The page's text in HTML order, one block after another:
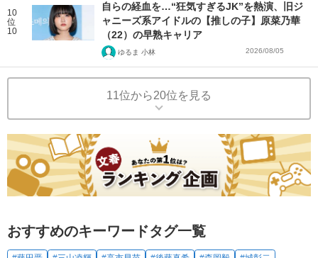
10
位
10
自らの経血を…“狂気すぎるJK”を熱演、旧ジ
ャニーズ系アイドルの【推しの子】原菜乃華
（22）の早熟キャリア
ゆるま 小林 2026/08/05
11位から20位を見る
おすすめのキーワードタグ一覧